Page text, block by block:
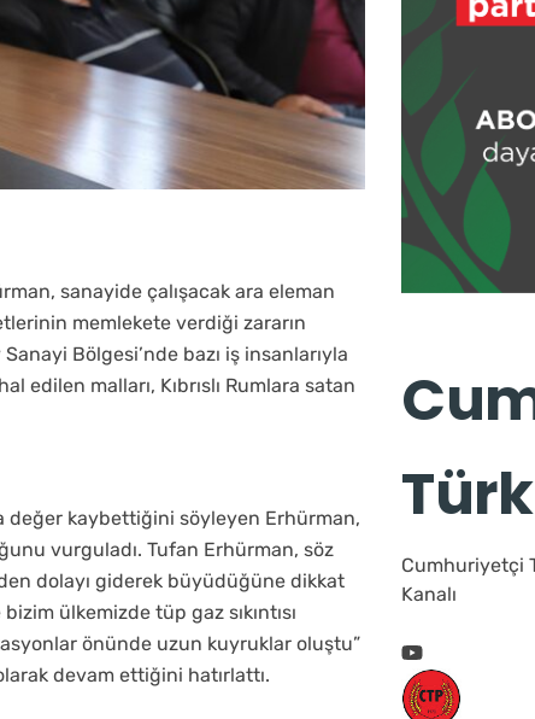
sanayide çalışacak ara eleman
memlekete verdiği zararın
Bölgesi’nde bazı iş insanlarıyla
edilen malları, Kıbrıslı Rumlara satan
değer kaybettiğini söyleyen Erhürman,
vurguladı. Tufan Erhürman, söz
dolayı giderek büyüdüğüne dikkat
ülkemizde tüp gaz sıkıntısı
önünde uzun kuyruklar oluştu”
devam ettiğini hatırlattı.
Cumhuriyetçi
Kanalı